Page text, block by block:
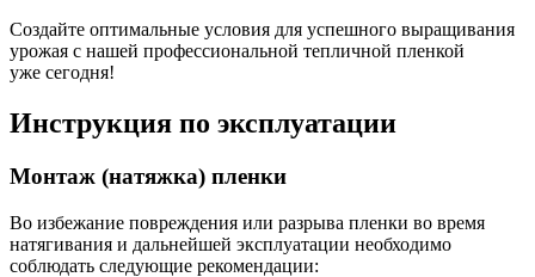
Создайте оптимальные условия для успешного выращивания
урожая с нашей профессиональной тепличной пленкой
уже сегодня!
Инструкция по эксплуатации
Монтаж (натяжка) пленки
Во избежание повреждения или разрыва пленки во время
натягивания и дальнейшей эксплуатации необходимо
соблюдать следующие рекомендации: